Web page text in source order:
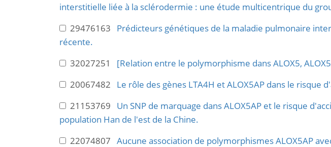
interstitielle liée à la sclérodermie : une étude multicentrique du
29476163 Prédicteurs génétiques de la maladie pulmonaire
récente.
32027251 [Relation entre le polymorphisme dans ALOX5,
20067482 Le rôle des gènes LTA4H et ALOX5AP dans le risque
21153769 Un SNP de marquage dans ALOX5AP et le risque
population Han de l'est de la Chine.
22074807 Aucune association de polymorphismes ALOX5AP